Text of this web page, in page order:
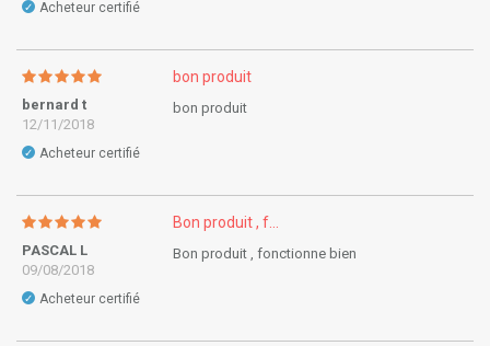
✓ Acheteur certifié
bernard t
12/11/2018
✓ Acheteur certifié
bon produit
bon produit
PASCAL L
09/08/2018
✓ Acheteur certifié
Bon produit , f...
Bon produit , fonctionne bien